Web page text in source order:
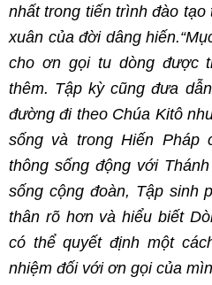
nhất trong tiến trình đào
xuân của đời dâng hiến
cho ơn gọi tu dòng được
thêm. Tập kỳ cũng đưa
đường đi theo Chúa Kitô
sống và trong Hiến Pháp
thông sống động với
sống cộng đoàn, Tập sinh
thân rõ hơn và hiểu biết
có thể quyết định một
nhiệm đối với ơn gọi của